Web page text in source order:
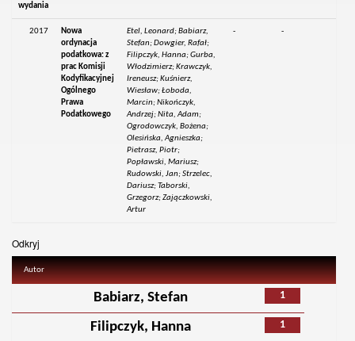
wydania
2017
Nowa
ordynacja
podatkowa: z
prac Komisji
Kodyfikacyjnej
Ogólnego
Prawa
Podatkowego
Etel, Leonard; Babiarz,
Stefan; Dowgier, Rafał;
Filipczyk, Hanna; Gurba,
Włodzimierz; Krawczyk,
Ireneusz; Kuśnierz,
Wiesław; Łoboda,
Marcin; Nikończyk,
Andrzej; Nita, Adam;
Ogrodowczyk, Bożena;
Olesińska, Agnieszka;
Pietrasz, Piotr;
Popławski, Mariusz;
Rudowski, Jan; Strzelec,
Dariusz; Taborski,
Grzegorz; Zajączkowski,
Artur
- -
Odkryj
Autor
1
Babiarz, Stefan
1
Filipczyk, Hanna